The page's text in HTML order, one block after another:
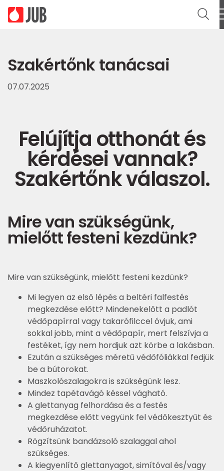
Szakértőnk tanácsai
07.07.2025
Felújítja otthonát és
kérdései vannak?
Szakértőnk válaszol.
Mire van szükségünk,
mielőtt festeni kezdünk?
Mire van szükségünk, mielőtt festeni kezdünk?
Mi legyen az első lépés a beltéri falfestés
megkezdése előtt? Mindenekelőtt a padlót
védőpapírral vagy takarófilccel óvjuk, ami
sokkal jobb, mint a védőpapír, mert felszívja a
festéket, így nem hordjuk azt körbe a lakásban.
Ezután a szükséges méretű védőfóliákkal fedjük
be a bútorokat.
Maszkolószalagokra is szükségünk lesz.
Mindez tapétavágó késsel vágható.
A glettanyag felhordása és a festés
megkezdése előtt vegyünk fel védőkesztyűt és
védőruházatot.
Rögzítsünk bandázsoló szalaggal ahol
szükséges.
A kiegyenlítő glettanyagot, simítóval és/vagy